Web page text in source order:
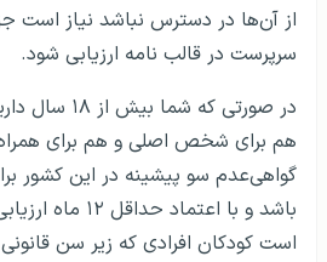
از آن‌ها در دسترس نباشد نیاز است
سرپرست در قالب نامه ارزیابی شود.
در صورتی که
هم برای شخص اصلی و هم برای
باشد و با اعتماد
است کودکان افرادی که زیر سن